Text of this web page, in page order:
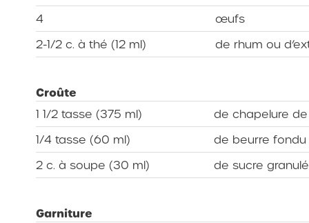
4
œufs
2-1/2 c. à thé (12 ml)
de rhum ou
Croûte
1 1/2 tasse (375 ml)
de chapelure
1/4 tasse (60 ml)
de beurre fondu
2 c. à soupe (30 ml)
de sucre granulé
Garniture